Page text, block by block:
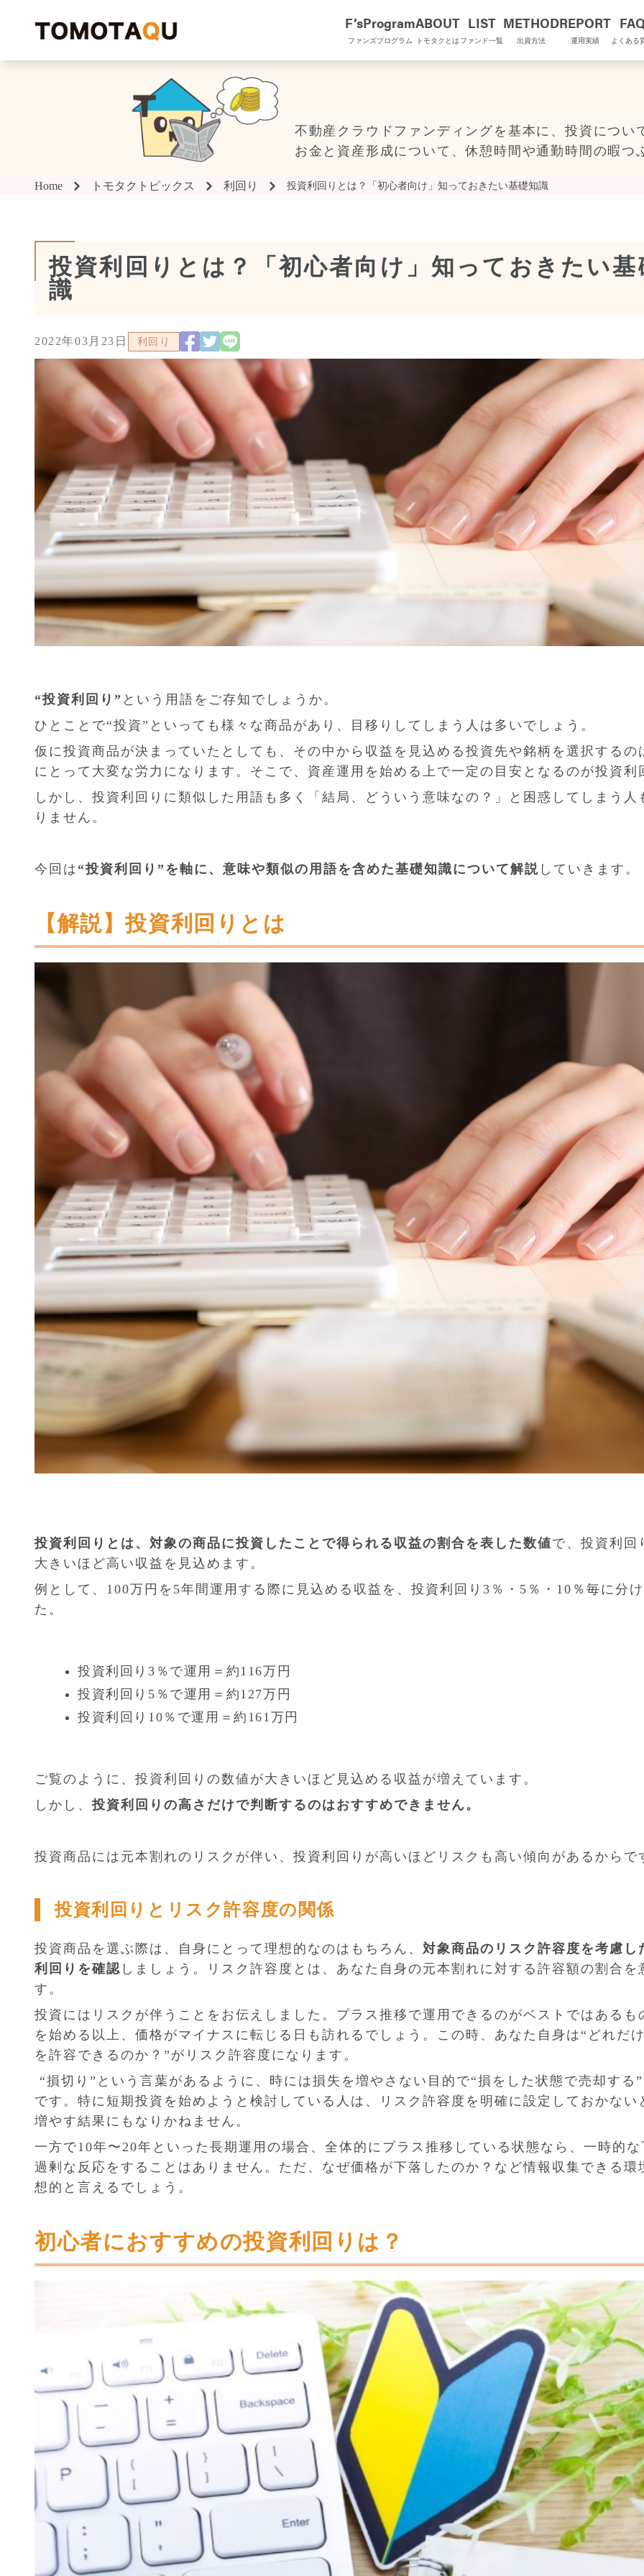
F’sProgram
ファンズプログラム
ABOUT
トモタクとは
LIST
ファンド一覧
METHOD
出資方法
REPORT
運用実績 よくある
不動産クラウドファンディングを基本に、投資につい
お金と資産形成について、休憩時間や通勤時間の暇つ
Home トモタクトピックス 利回り 投資利回りとは？「初心者向け」知っておきたい基礎知識
投資利回りとは？「初心者向け」知っておきたい基
識
2022年03月23日 利回り
“投資利回り” という用語をご存知でしょうか。
ひとことで“投資”といっても様々な商品があり、目移りしてしまう人は多いでしょう。
仮に投資商品が決まっていたとしても、その中から収益を見込める投資先や銘柄を選択するの
にとって大変な労力になります。そこで、資産運用を始める上で一定の目安となるのが投資利
しかし、投資利回りに類似した用語も多く「結局、どういう意味なの？」と困惑してしまう人
りません。
今回は “投資利回り”を軸に、意味や類似の用語を含めた基礎知識について解説 していきます。
【解説】投資利回りとは
投資利回りとは、対象の商品に投資したことで得られる収益の割合を表した数値で、投資利回
大きいほど高い収益を見込めます。
例として、100万円を5年間運用する際に見込める収益を、投資利回り3％・5％・10％毎に分
た。
投資利回り3％で運用＝約116万円
投資利回り5％で運用＝約127万円
投資利回り10％で運用＝約161万円
ご覧のように、投資利回りの数値が大きいほど見込める収益が増えています。
しかし、 投資利回りの高さだけで判断するのはおすすめできません。
投資商品には元本割れのリスクが伴い、投資利回りが高いほどリスクも高い傾向があるからで
投資利回りとリスク許容度の関係
投資商品を選ぶ際は、自身にとって理想的なのはもちろん、 対象商品のリスク許容度を考慮し
利回りを確認 しましょう。リスク許容度とは、あなた自身の元本割れに対する許容額の割合を
す。
投資にはリスクが伴うことをお伝えしました。プラス推移で運用できるのがベストではあるも
を始める以上、価格がマイナスに転じる日も訪れるでしょう。この時、あなた自身は“どれだ
を許容できるのか？”がリスク許容度になります。
“損切り”という言葉があるように、時には損失を増やさない目的で“損をした状態で売却する
です。特に短期投資を始めようと検討している人は、リスク許容度を明確に設定しておかない
増やす結果にもなりかねません。
一方で10年〜20年といった長期運用の場合、全体的にプラス推移している状態なら、一時的
過剰な反応をすることはありません。ただ、なぜ価格が下落したのか？など情報収集できる環
想的と言えるでしょう。
初心者におすすめの投資利回りは？